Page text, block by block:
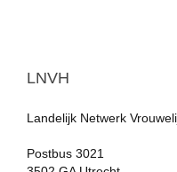
LNVH
Landelijk Netwerk
Postbus 3021